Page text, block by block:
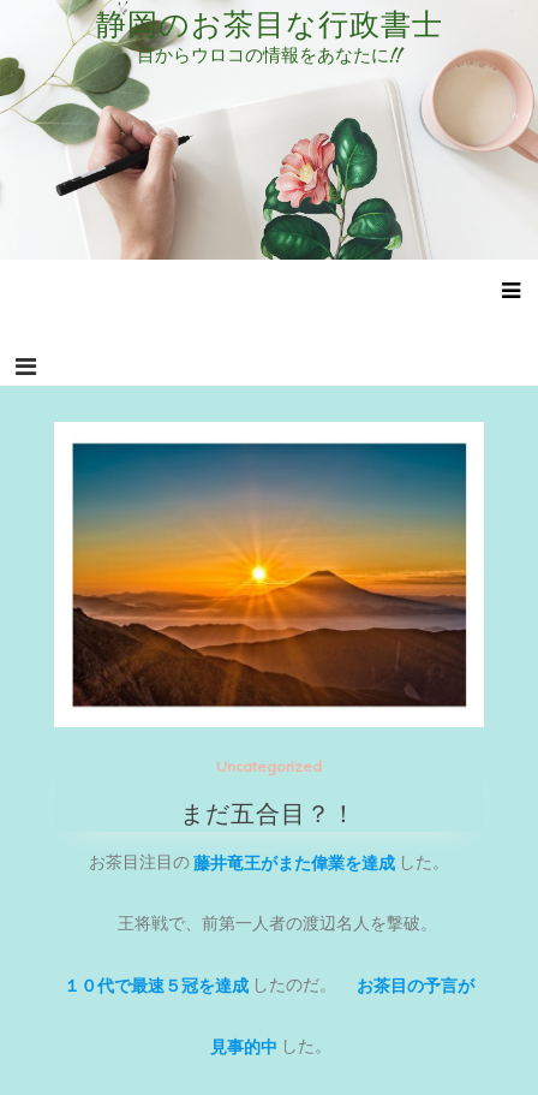
テ
ン
ツ
キ
静岡のお茶目な行政書士
目からウロコの情報をあなたに!!
Uncategorized
まだ五合目？！
お茶目注目の藤井竜王がまた偉業を達成 した。
王将戦で、前第一人者の渡辺名人を撃破。
１０代で最速５冠を達成 したのだ。 お茶目の予言が
見事的中 した。